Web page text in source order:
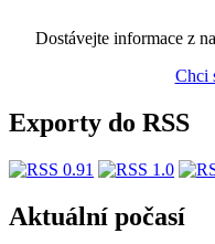
Dostávejte informace z
Chci
Exporty do RSS
Aktuální počasí